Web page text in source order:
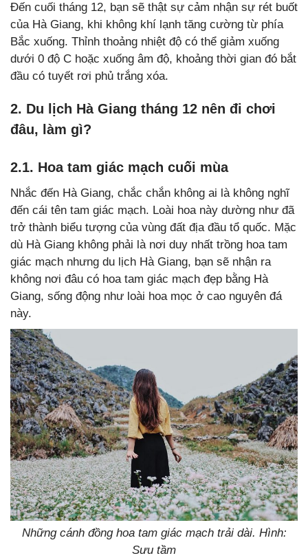
Đến cuối tháng 12, bạn sẽ thật sự cảm nhận sự rét buốt
của Hà Giang, khi không khí lạnh tăng cường từ phía
Bắc xuống. Thỉnh thoảng nhiệt độ có thể giảm xuống
dưới 0 độ C hoặc xuống âm độ, khoảng thời gian đó bắt
đầu có tuyết rơi phủ trắng xóa.
2. Du lịch Hà Giang tháng 12 nên đi chơi
đâu, làm gì?
2.1. Hoa tam giác mạch cuối mùa
Nhắc đến Hà Giang, chắc chắn không ai là không nghĩ
đến cái tên tam giác mạch. Loài hoa này dường như đã
trở thành biểu tượng của vùng đất địa đầu tổ quốc. Mặc
dù Hà Giang không phải là nơi duy nhất trồng hoa tam
giác mạch nhưng du lịch Hà Giang, bạn sẽ nhận ra
không nơi đâu có hoa tam giác mạch đẹp bằng Hà
Giang, sống động như loài hoa mọc ở cao nguyên đá
này.
Những cánh đồng hoa tam giác mạch trải dài. Hình:
Sưu tầm